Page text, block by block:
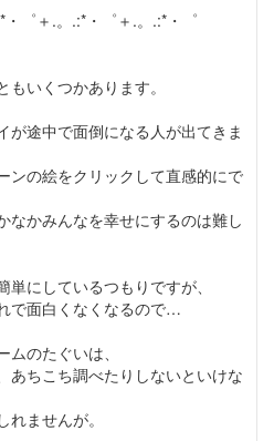
゜＋.。.:*・゜＋.。.:*・゜
いくつかあります。
が途中で面倒になる人が出てきま
ンの絵をクリックして直感的にで
なかみんなを幸せにするのは難し
にしているつもりですが、
で面白くなくなるので…
のたぐいは、
あちこち調べたりしないといけな
ませんが。